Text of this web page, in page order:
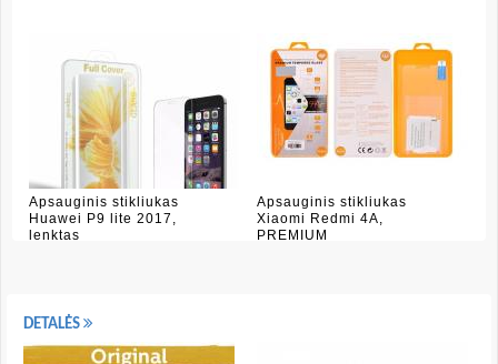
Apsauginis stikliukas
Huawei P9 lite 2017,
lenktas
Apsauginis stikliukas
Xiaomi Redmi 4A,
PREMIUM
DETALĖS